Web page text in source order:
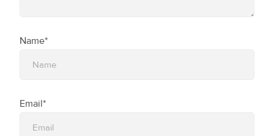
Name*
Email*